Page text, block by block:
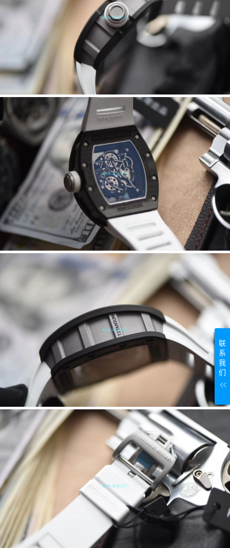
联
系
我
们